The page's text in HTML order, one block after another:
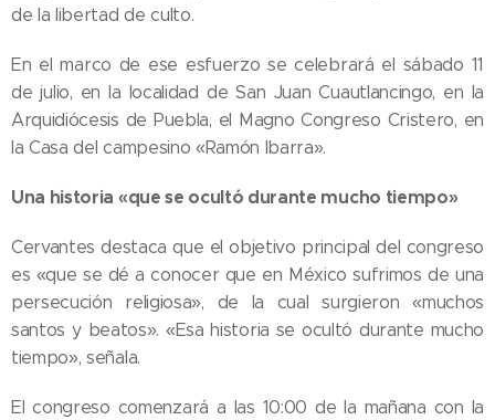
de la libertad de culto.
En el marco de ese esfuerzo se celebrará el sábado 11
de julio, en la localidad de San Juan Cuautlancingo, en la
Arquidiócesis de Puebla, el Magno Congreso Cristero, en
la Casa del campesino «Ramón Ibarra».
Una historia «que se ocultó durante mucho tiempo»
Cervantes destaca que el objetivo principal del congreso
es «que se dé a conocer que en México sufrimos de una
persecución religiosa», de la cual surgieron «muchos
santos y beatos». «Esa historia se ocultó durante mucho
tiempo», señala.
El congreso comenzará a las 10:00 de la mañana con la